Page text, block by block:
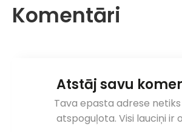
Komentāri
Atstāj savu
Tava epasta adrese
atspoguļota. Visi lauciņi ir